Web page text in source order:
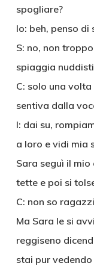
spogliare?
Io: beh, penso
S: no, non
spiaggia
C: solo una
sentiva dalla
I: dai su,
a loro e vidi mia
Sara seguì il
tette e poi si
C: non so
Ma Sara le si
reggiseno
stai pur